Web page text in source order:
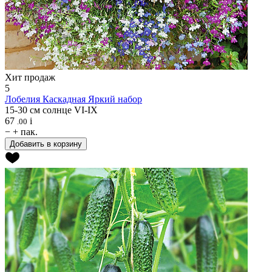
Хит продаж
5
Лобелия Каскадная Яркий набор
15-30 см солнце VI-IX
67 .00 i
− + пак.
Добавить в корзину